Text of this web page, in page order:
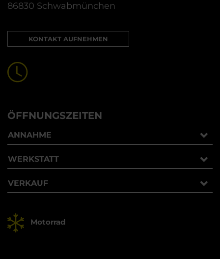
86830 Schwabmünchen
KONTAKT AUFNEHMEN
ÖFFNUNGSZEITEN
ANNAHME
WERKSTATT
VERKAUF
Motorrad